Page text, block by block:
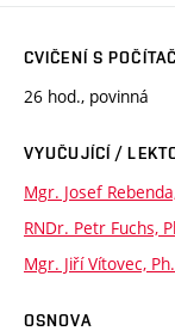
CVIČENÍ S
26 hod., povinná
VYUČUJÍCÍ /
Mgr. Josef
RNDr. Petr Fuchs,
Mgr. Jiří Vítovec,
OSNOVA